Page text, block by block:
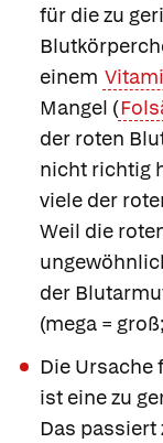
für die zu
einem
Mangel (
der roten
nicht richtig
viele der
Weil die
der
(mega =
Die Ursache
ist eine zu
Das